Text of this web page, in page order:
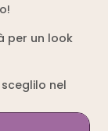
per un look
nel